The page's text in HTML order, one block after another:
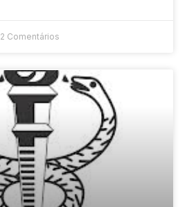
2 Comentários